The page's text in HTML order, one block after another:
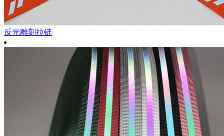
反光雕刻拉链